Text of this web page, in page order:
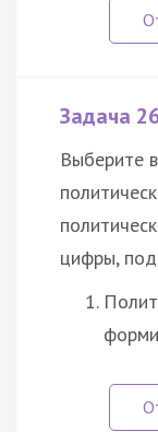
Задача
Выберите
цифры,